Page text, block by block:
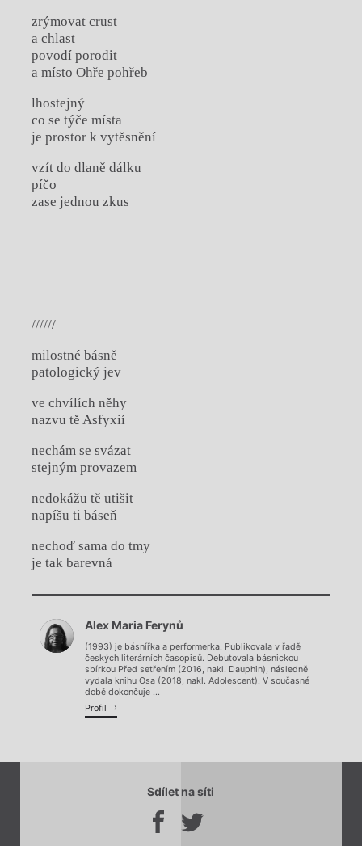
zrýmovat crust
a chlast
povodí porodit
a místo Ohře pohřeb
lhostejný
co se týče místa
je prostor k vytěsnění
vzít do dlaně dálku
píčo
zase jednou zkus
//////
milostné básně
patologický jev
ve chvílích něhy
nazvu tě Asfyxií
nechám se svázat
stejným provazem
nedokážu tě utišit
napíšu ti báseň
nechoď sama do tmy
je tak barevná
Chviličku.
Načítá se.
Alex Maria Ferynů
(1993) je básnířka a performerka. Publikovala v řadě
českých literárních časopisů. Debutovala básnickou
sbírkou Před setřením (2016, nakl. Dauphin), následně
vydala knihu Osa (2018, nakl. Adolescent). V současné
době dokončuje ...
Profil
Sdílet na síti